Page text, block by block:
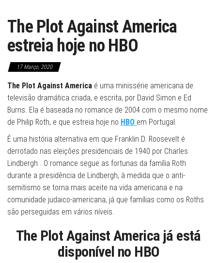
The Plot Against America
estreia hoje no HBO
17 Março, 2020
The Plot Against America é uma minissérie americana de
televisão dramática criada, e escrita, por David Simon e Ed
Burns. Ela é baseada no romance de 2004 com o mesmo nome
de Philip Roth, e que estreia hoje no HBO em Portugal.
É uma história alternativa em que Franklin D. Roosevelt é
derrotado nas eleições presidenciais de 1940 por Charles
Lindbergh . O romance segue as fortunas da família Roth
durante a presidência de Lindbergh, à medida que o anti-
semitismo se torna mais aceite na vida americana e na
comunidade judaico-americana, já que famílias como os Roths
são perseguidas em vários níveis.
The Plot Against America já está
disponível no HBO